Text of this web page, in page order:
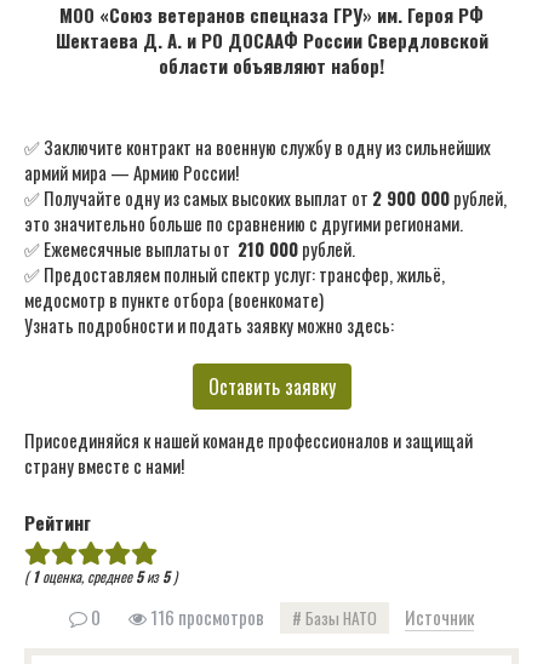
МОО «Союз ветеранов спецназа ГРУ» им. Героя РФ
Шектаева Д. А. и РО ДОСААФ России Свердловской
области объявляют набор!
✅ Заключите контракт на военную службу в одну из сильнейших
армий мира — Армию России!
✅ Получайте одну из самых высоких выплат от 2 900 000рублей,
это значительно больше по сравнению с другими регионами.
✅ Ежемесячные выплаты от 210 000рублей.
✅ Предоставляем полный спектр услуг: трансфер, жильё,
медосмотр в пункте отбора (военкомате)
Узнать подробности и подать заявку можно здесь:
Оставить заявку
Присоединяйся к нашей команде профессионалов и защищай
страну вместе с нами!
Рейтинг
(1оценка, среднее5из5)
0 116 просмотров Базы НАТО Источник